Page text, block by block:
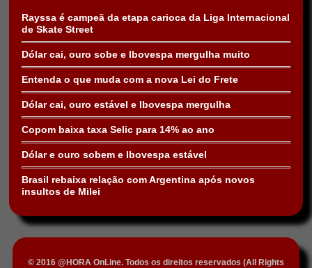
Rayssa é campeã da etapa carioca da Liga Internacional
de Skate Street
Dólar cai, ouro sobe e Ibovespa mergulha muito
Entenda o que muda com a nova Lei do Frete
Dólar cai, ouro estável e Ibovespa mergulha
Copom baixa taxa Selic para 14% ao ano
Dólar e ouro sobem e Ibovespa estável
Brasil rebaixa relação com Argentina após novos
insultos de Milei
© 2016 @HORA OnLine. Todos os direitos reservados (All Rights